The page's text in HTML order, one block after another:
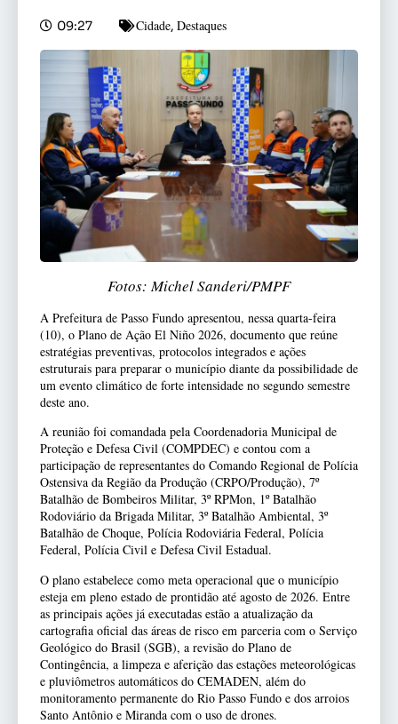
09:27 Cidade, Destaques
Fotos: Michel Sanderi/PMPF
A Prefeitura de Passo Fundo apresentou, nessa quarta-feira
(10), o Plano de Ação El Niño 2026, documento que reúne
estratégias preventivas, protocolos integrados e ações
estruturais para preparar o município diante da possibilidade de
um evento climático de forte intensidade no segundo semestre
deste ano.
A reunião foi comandada pela Coordenadoria Municipal de
Proteção e Defesa Civil (COMPDEC) e contou com a
participação de representantes do Comando Regional de Polícia
Ostensiva da Região da Produção (CRPO/Produção), 7º
Batalhão de Bombeiros Militar, 3º RPMon, 1º Batalhão
Rodoviário da Brigada Militar, 3º Batalhão Ambiental, 3º
Batalhão de Choque, Polícia Rodoviária Federal, Polícia
Federal, Polícia Civil e Defesa Civil Estadual.
O plano estabelece como meta operacional que o município
esteja em pleno estado de prontidão até agosto de 2026. Entre
as principais ações já executadas estão a atualização da
cartografia oficial das áreas de risco em parceria com o Serviço
Geológico do Brasil (SGB), a revisão do Plano de
Contingência, a limpeza e aferição das estações meteorológicas
e pluviômetros automáticos do CEMADEN, além do
monitoramento permanente do Rio Passo Fundo e dos arroios
Santo Antônio e Miranda com o uso de drones.